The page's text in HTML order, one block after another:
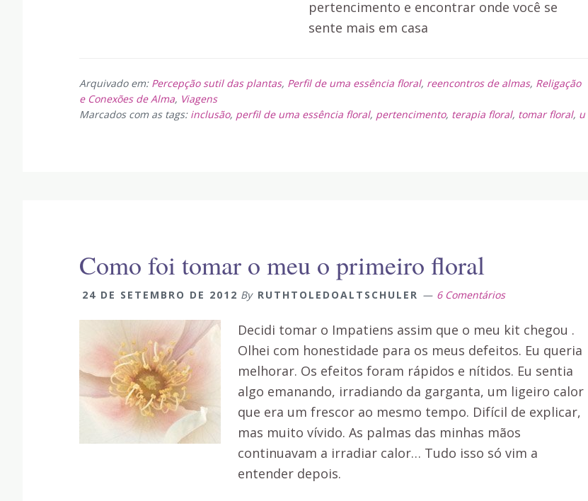
pertencimento e encontrar onde você se
sente mais em casa
Arquivado em: Percepção sutil das plantas, Perfil de uma essência floral, reencontros de almas, Religação
e Conexões de Alma, Viagens
Marcados com as tags: inclusão, perfil de uma essência floral, pertencimento, terapia floral, tomar floral, u
Como foi tomar o meu o primeiro floral
24 DE SETEMBRO DE 2012 By RUTHTOLEDOALTSCHULER 6 Comentários
Decidi tomar o Impatiens assim que o meu kit chegou .
Olhei com honestidade para os meus defeitos. Eu queria
melhorar. Os efeitos foram rápidos e nítidos. Eu sentia
algo emanando, irradiando da garganta, um ligeiro calor
que era um frescor ao mesmo tempo. Difícil de explicar,
mas muito vívido. As palmas das minhas mãos
continuavam a irradiar calor… Tudo isso só vim a
entender depois.